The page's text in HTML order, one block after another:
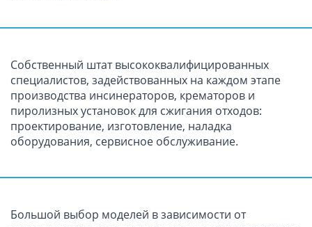
Собственный штат высококвалифицированных
специалистов, задействованных на каждом этапе
производства инсинераторов, крематоров и
пиролизных установок для сжигания отходов:
проектирование, изготовление, наладка
оборудования, сервисное обслуживание.
Большой выбор моделей в зависимости от